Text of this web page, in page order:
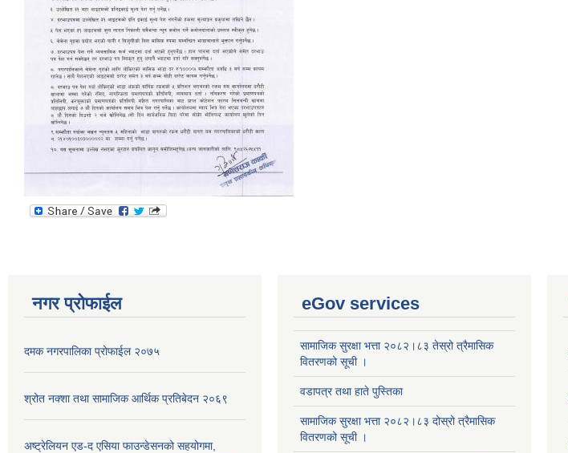
नगर प्रोफाईल
दमक नगरपालिका प्रोफाईल २०७५
श्रोत नक्शा तथा सामाजिक आर्थिक प्रतिबेदन २०६९
अष्ट्रेलियन एड-द एसिया फाउन्डेसनको सहयोगमा,
eGov services
सामाजिक सुरक्षा भत्ता २०८२।८३ तेस्रो त्रैमासिक
वितरणको सूची ।
वडापत्र तथा हाते पुस्तिका
सामाजिक सुरक्षा भत्ता २०८२।८३ दोस्रो त्रैमासिक
वितरणको सूची ।